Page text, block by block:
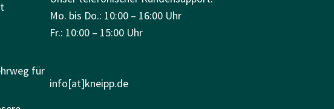
für
Mo. bis Do.: 10:00 – 16:00 Uhr
Fr.: 10:00 – 15:00 Uhr
info[at]kneipp.de